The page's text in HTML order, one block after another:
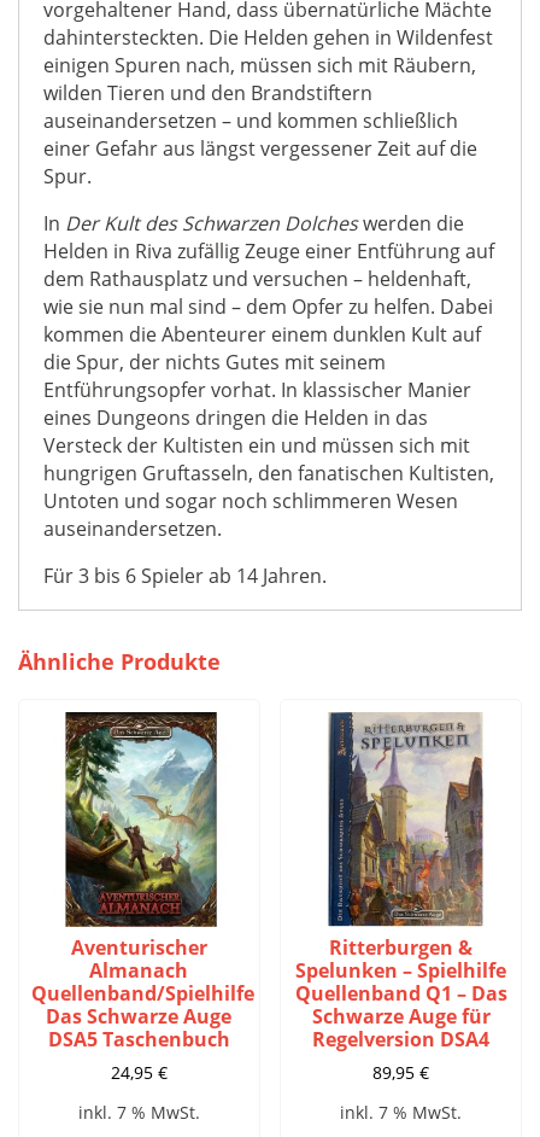
vorgehaltener Hand, dass übernatürliche Mächte
dahintersteckten. Die Helden gehen in Wildenfest
einigen Spuren nach, müssen sich mit Räubern,
wilden Tieren und den Brandstiftern
auseinandersetzen – und kommen schließlich
einer Gefahr aus längst vergessener Zeit auf die
Spur.
In Der Kult des Schwarzen Dolcheswerden die
Helden in Riva zufällig Zeuge einer Entführung auf
dem Rathausplatz und versuchen – heldenhaft,
wie sie nun mal sind – dem Opfer zu helfen. Dabei
kommen die Abenteurer einem dunklen Kult auf
die Spur, der nichts Gutes mit seinem
Entführungsopfer vorhat. In klassischer Manier
eines Dungeons dringen die Helden in das
Versteck der Kultisten ein und müssen sich mit
hungrigen Gruftasseln, den fanatischen Kultisten,
Untoten und sogar noch schlimmeren Wesen
auseinandersetzen.
Für 3 bis 6 Spieler ab 14 Jahren.
Ähnliche Produkte
Aventurischer
Almanach
Quellenband/Spielhilfe
Das Schwarze Auge
DSA5 Taschenbuch
24,95 €
inkl. 7 % MwSt.
Ritterburgen &
Spelunken – Spielhilfe
Quellenband Q1 – Das
Schwarze Auge für
Regelversion DSA4
89,95€
inkl. 7 % MwSt.